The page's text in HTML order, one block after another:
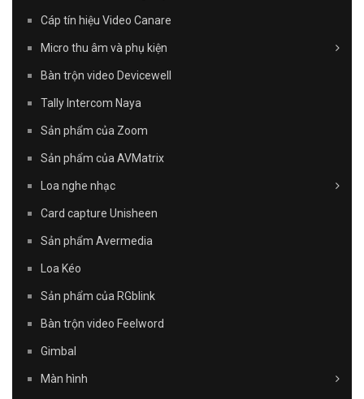
Cáp tín hiệu Video Canare
Micro thu âm và phụ kiện
Bàn trộn video Devicewell
Tally Intercom Naya
Sản phẩm của Zoom
Sản phẩm của AVMatrix
Loa nghe nhạc
Card capture Unisheen
Sản phẩm Avermedia
Loa Kéo
Sản phẩm của RGblink
Bàn trộn video Feelword
Gimbal
Màn hình